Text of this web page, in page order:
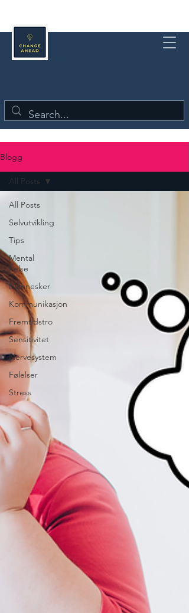
Blogg
All Posts
Selvutvikling
Tips
Mental
helse
Mennesker
Kommunikasjon
Fremtidstro
Sensitivitet
Nervesystem
Følelser
Stress
All Posts